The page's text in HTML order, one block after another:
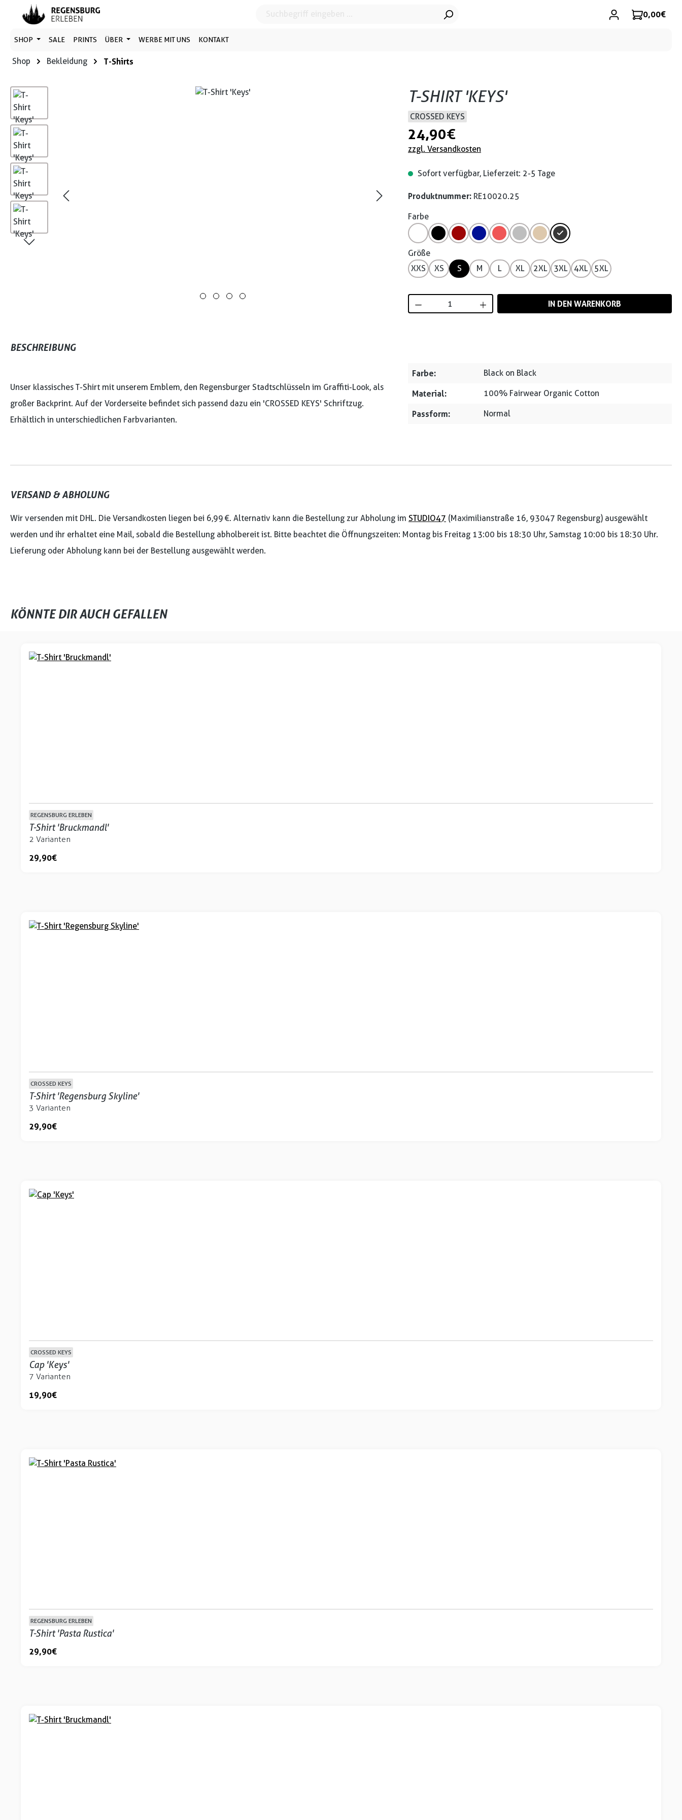
Hauptinhalt springen
Zur Suche springen
Zur Hauptnavigation springen 0,00 €
SHOP SALE PRINTS ÜBER WERBE MIT UNS KONTAKT
Shop Bekleidung T-Shirts
Bildergalerie überspringen T-SHIRT 'KEYS'
CROSSED KEYS
24,90 €
zzgl. Versandkosten
Sofort verfügbar, Lieferzeit: 2-5 Tage
Produktnummer: RE10020.25
Farbe
Größe
XXS
XS S M L XL 2XL 3XL 4XL 5XL
Produkt Anzahl: Gib den gewünschten Wert ein
IN DEN WARENKORB
BESCHREIBUNG
Unser klassisches T-Shirt mit unserem Emblem, den Regensburger Stadtschlüsseln im Graffiti-Look, als
großer Backprint. Auf der Vorderseite befindet sich passend dazu ein 'CROSSED KEYS' Schriftzug.
Erhältlich in unterschiedlichen Farbvarianten.
Farbe: Black on Black
Material: 100% Fairwear Organic Cotton
Passform: Normal
VERSAND & ABHOLUNG
Wir versenden mit DHL. Die Versandkosten liegen bei 6,99 €. Alternativ kann die Bestellung zur Abholung im STUDIO47 (Maximilianstraße 16, 93047 Regensburg) ausgewählt
werden und ihr erhaltet eine Mail, sobald die Bestellung abholbereit ist. Bitte beachtet die Öffnungszeiten: Montag bis Freitag 13:00 bis 18:30 Uhr, Samstag 10:00 bis 18:30 Uhr.
Lieferung oder Abholung kann bei der Bestellung ausgewählt werden.
KÖNNTE DIR AUCH GEFALLEN
REGENSBURG ERLEBEN
T-Shirt 'Bruckmandl'
2 Varianten
29,90 €
CROSSED KEYS
T-Shirt 'Regensburg Skyline'
3 Varianten
29,90 €
CROSSED KEYS
Cap 'Keys'
7 Varianten
19,90 €
REGENSBURG ERLEBEN
T-Shirt 'Pasta Rustica'
29,90 €